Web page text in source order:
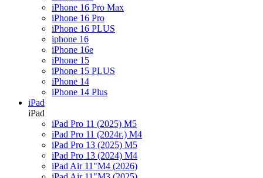
iPhone 16 Pro Max
iPhone 16 Pro
iPhone 16 PLUS
iphone 16
iPhone 16e
iPhone 15
iPhone 15 PLUS
iPhone 14
iPhone 14 Plus
iPad
iPad
iPad Pro 11 (2025) M5
iPad Pro 11 (2024г.) M4
iPad Pro 13 (2025) M5
iPad Pro 13 (2024) M4
iPad Air 11"M4 (2026)